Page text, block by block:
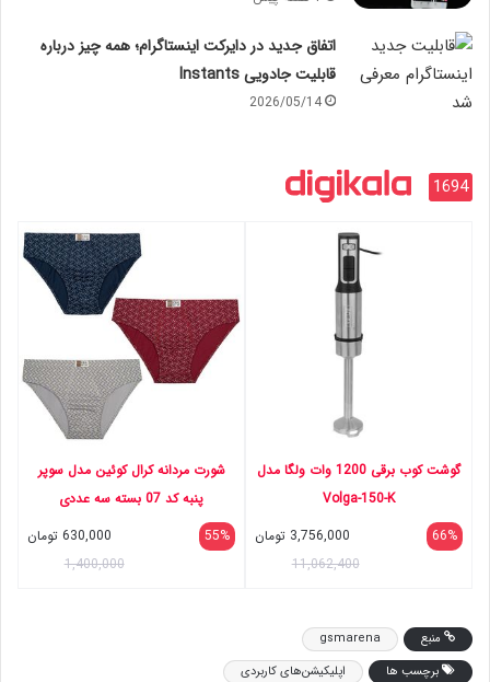
اتفاق جدید در دایرکت اینستاگرام؛ همه چیز درباره
قابلیت جادویی Instants
2026/05/14
1694
گوشت کوب برقی 1200 وات ولگا مدل
Volga-150-K
66%
3,756,000 تومان
11,062,400
شورت مردانه کرال کوئین مدل سوپر
پنبه کد 07 بسته سه عددی
55%
630,000 تومان
1,400,000
منبع
gsmarena
برچسب ها
اپلیکیشن‌های کاربردی